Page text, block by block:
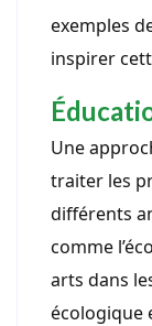
exemples
inspirer
Une
traiter les
différents
comme
arts dans
écologique